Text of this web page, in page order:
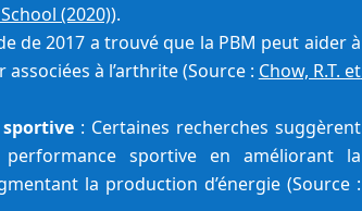
(2020)).
de 2017 a trouvé que la PBM peut aider à
à l’arthrite (Source : Chow, R.T. et
: Certaines recherches suggèrent
sportive en améliorant la